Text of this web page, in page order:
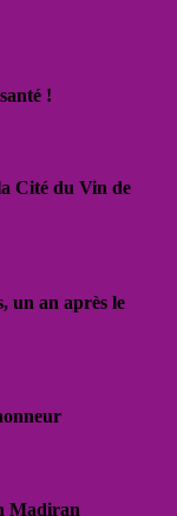
!
Cité du Vin de
un an après le
Madiran